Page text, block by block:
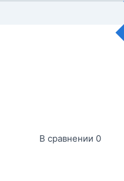
В сравнении 0